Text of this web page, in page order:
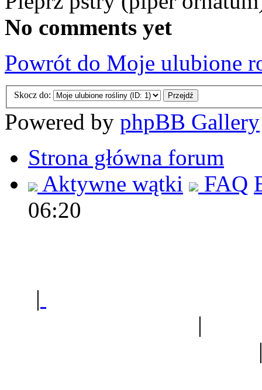
No comments yet
Powrót do Moje ulubione
Skocz do:
Powered by phpBB Gallery
Strona główna forum
Aktywne wątki
FAQ
06:20
|
|